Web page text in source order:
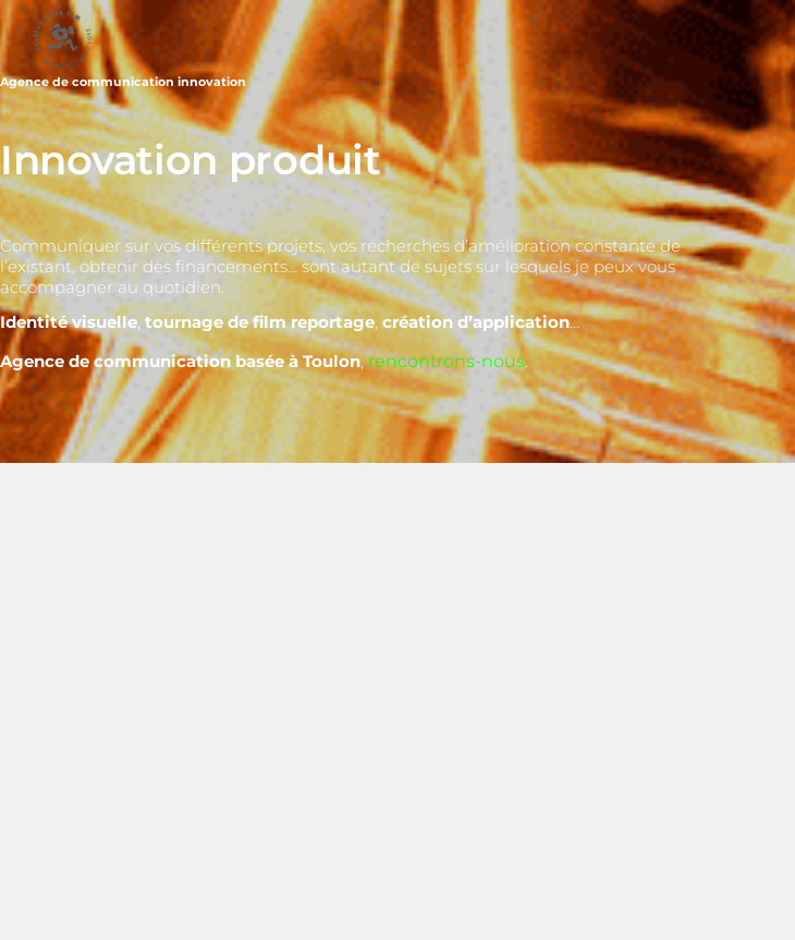
Agence de communication innovation
Innovation produit
Communiquer sur vos différents projets, vos recherches d’amélioration constante de
l’existant, obtenir des financements… sont autant de sujets sur lesquels je peux vous
accompagner au quotidien.
Identité visuelle,tournage de film reportage, création d’application…
Agence de communication basée à Toulon,rencontrons-nous.